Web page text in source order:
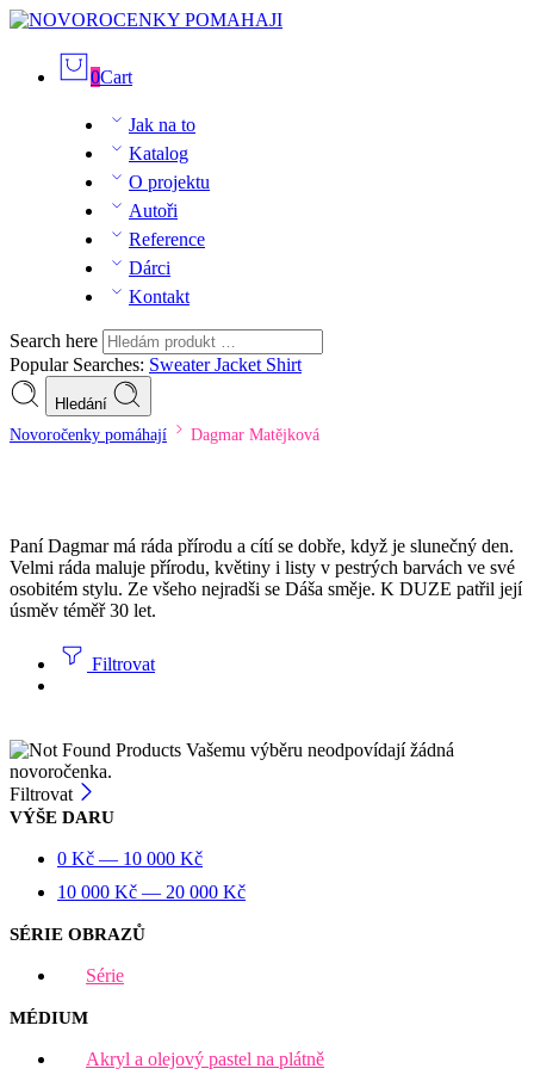
0Cart
Jak na to
Katalog
O projektu
Autoři
Reference
Dárci
Kontakt
Search here
Popular Searches: SweaterJacket Shirt
Hledání
Novoročenky pomáhají Dagmar Matějková
Paní Dagmar má ráda přírodu a cítí se dobře, když je slunečný den.
Velmi ráda maluje přírodu, květiny i listy v pestrých barvách ve své
osobitém stylu. Ze všeho nejradši se Dáša směje. K DUZE patřil její
úsměv téměř 30 let.
Filtrovat
Vašemu výběru neodpovídají žádná
novoročenka.
Filtrovat
VÝŠE DARU
0 Kč — 10 000 Kč
10 000 Kč — 20 000 Kč
SÉRIE OBRAZŮ
Série
MÉDIUM
Akryl a olejový pastel na plátně